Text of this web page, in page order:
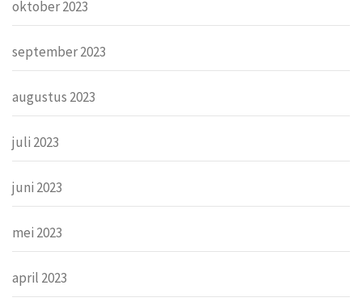
oktober 2023
september 2023
augustus 2023
juli 2023
juni 2023
mei 2023
april 2023